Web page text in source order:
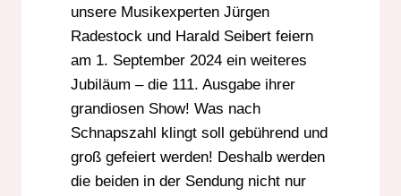
unsere Musikexperten Jürgen
Radestock und Harald Seibert feiern
am 1. September 2024 ein weiteres
Jubiläum – die 111. Ausgabe ihrer
grandiosen Show! Was nach
Schnapszahl klingt soll gebührend und
groß gefeiert werden! Deshalb werden
die beiden in der Sendung nicht nur